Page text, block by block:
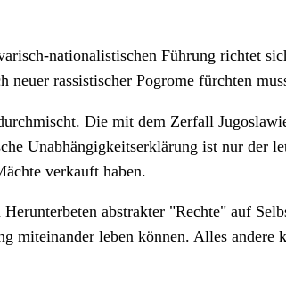
nationalistischen Führung richtet
neuer rassistischer Pogrome fürchten
Die mit dem Zerfall
Unabhängigkeitserklärung ist nur
verkauft haben.
abstrakter "Rechte" auf
miteinander leben können. Alles